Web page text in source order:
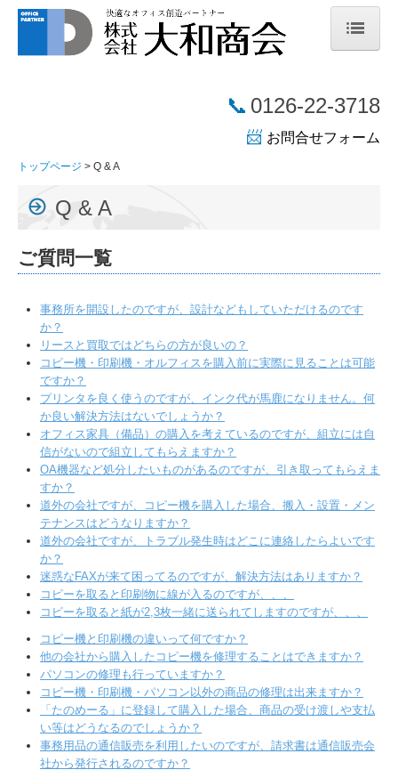
会社沿革
SDGsの取り組み
複合機
印刷機
ORPHIS（オルフィス）
カタログ通販
コピー用紙
たのめーる利用
たのめーる登録
会員登録
お客様の声
お問合せ
資料請求
メーカーリンク
📞 0126-22-3718
📨 お問合せフォーム
トップページ Q & A
Q & A
ご質問一覧
事務所を開設したのですが、設計などもしていただけるのです
か？
リースと買取ではどちらの方が良いの？
コピー機・印刷機・オルフィスを購入前に実際に見ることは可能
ですか？
プリンタを良く使うのですが、インク代が馬鹿になりません。何
か良い解決方法はないでしょうか？
オフィス家具（備品）の購入を考えているのですが、組立には自
信がないので組立してもらえますか？
OA機器など処分したいものがあるのですが、引き取ってもらえま
すか？
道外の会社ですが、コピー機を購入した場合、搬入・設置・メン
テナンスはどうなりますか？
道外の会社ですが、トラブル発生時はどこに連絡したらよいです
か？
迷惑なFAXが来て困ってるのですが、解決方法はありますか？
コピーを取ると印刷物に線が入るのですが、、、
コピーを取ると紙が2,3枚一緒に送られてしますのですが、、、
コピー機と印刷機の違いって何ですか？
他の会社から購入したコピー機を修理することはできますか？
パソコンの修理も行っていますか？
コピー機・印刷機・パソコン以外の商品の修理は出来ますか？
「たのめーる」に登録して購入した場合、商品の受け渡しや支払
い等はどうなるのでしょうか？
事務用品の通信販売を利用したいのですが、請求書は通信販売会
社から発行されるのですか？